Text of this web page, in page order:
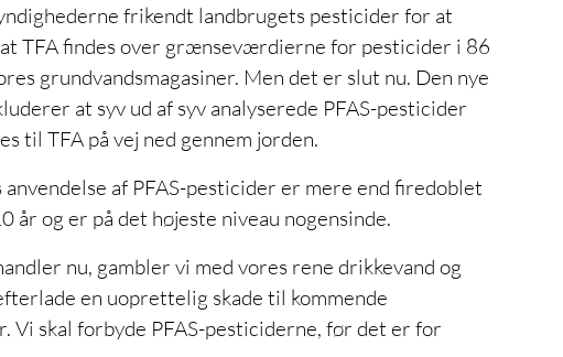
frikendt landbrugets pesticider for at
TFA findes over grænseværdierne for pesticider i 86
grundvandsmagasiner. Men det er slut nu. Den nye
at syv ud af syv analyserede PFAS-pesticider
til TFA på vej ned gennem jorden.
anvendelse af PFAS-pesticider er mere end firedoblet
år og er på det højeste niveau nogensinde.
nu, gambler vi med vores rene drikkevand og
en uoprettelig skade til kommende
Vi skal forbyde PFAS-pesticiderne, før det er for